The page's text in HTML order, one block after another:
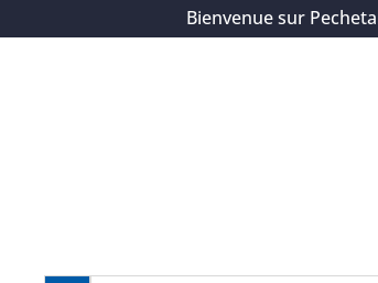
Bienvenue sur